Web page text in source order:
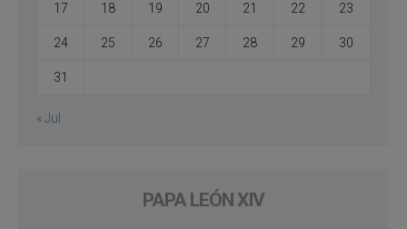
17 18 19 20 21 22 23
24 25 26 27 28 29 30
31
« Jul
PAPA LEÓN XIV